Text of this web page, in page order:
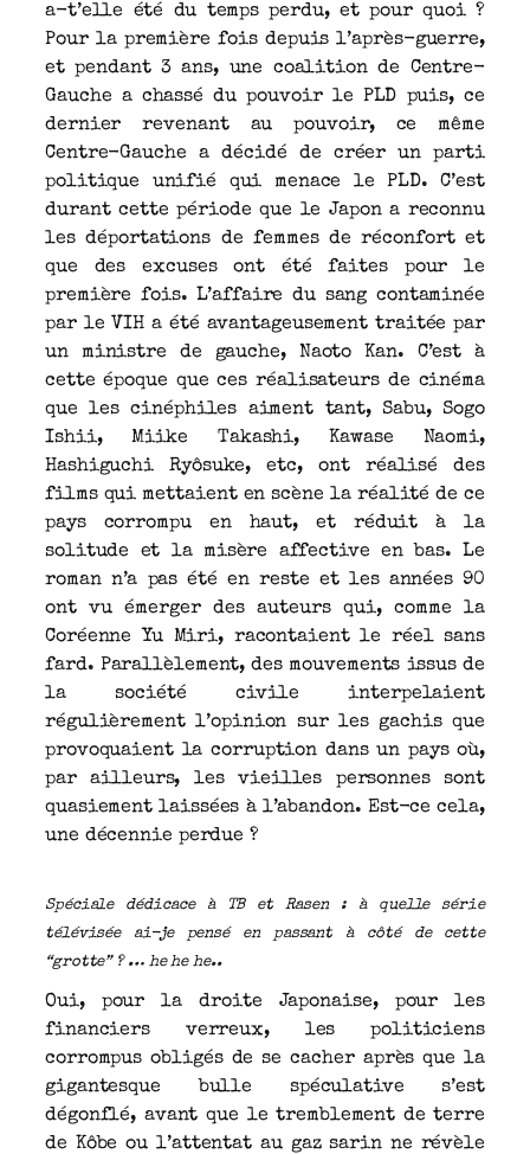
a-t’elle été du temps perdu, et pour quoi ?
Pour la première fois depuis l’après-guerre,
et pendant 3 ans, une coalition de Centre-
Gauche a chassé du pouvoir le PLD puis, ce
dernier revenant au pouvoir, ce même
Centre-Gauche a décidé de créer un parti
politique unifié qui menace le PLD. C’est
durant cette période que le Japon a reconnu
les déportations de femmes de réconfort et
que des excuses ont été faites pour le
première fois. L’affaire du sang contaminée
par le VIH a été avantageusement traitée par
un ministre de gauche, Naoto Kan. C’est à
cette époque que ces réalisateurs de cinéma
que les cinéphiles aiment tant, Sabu, Sogo
Ishii, Miike Takashi, Kawase Naomi,
Hashiguchi Ryôsuke, etc, ont réalisé des
films qui mettaient en scène la réalité de ce
pays corrompu en haut, et réduit à la
solitude et la misère affective en bas. Le
roman n’a pas été en reste et les années 90
ont vu émerger des auteurs qui, comme la
Coréenne Yu Miri, racontaient le réel sans
fard. Parallèlement, des mouvements issus de
la société civile interpelaient
régulièrement l’opinion sur les gachis que
provoquaient la corruption dans un pays où,
par ailleurs, les vieilles personnes sont
quasiement laissées à l’abandon. Est-ce cela,
une décennie perdue ?
Spéciale dédicace à TB et Rasen : à quelle série
télévisée ai-je pensé en passant à côté de cette
“grotte” ? … he he he..
Oui, pour la droite Japonaise, pour les
financiers verreux, les politiciens
corrompus obligés de se cacher après que la
gigantesque bulle spéculative s’est
dégonflé, avant que le tremblement de terre
de Kôbe ou l’attentat au gaz sarin ne révèle